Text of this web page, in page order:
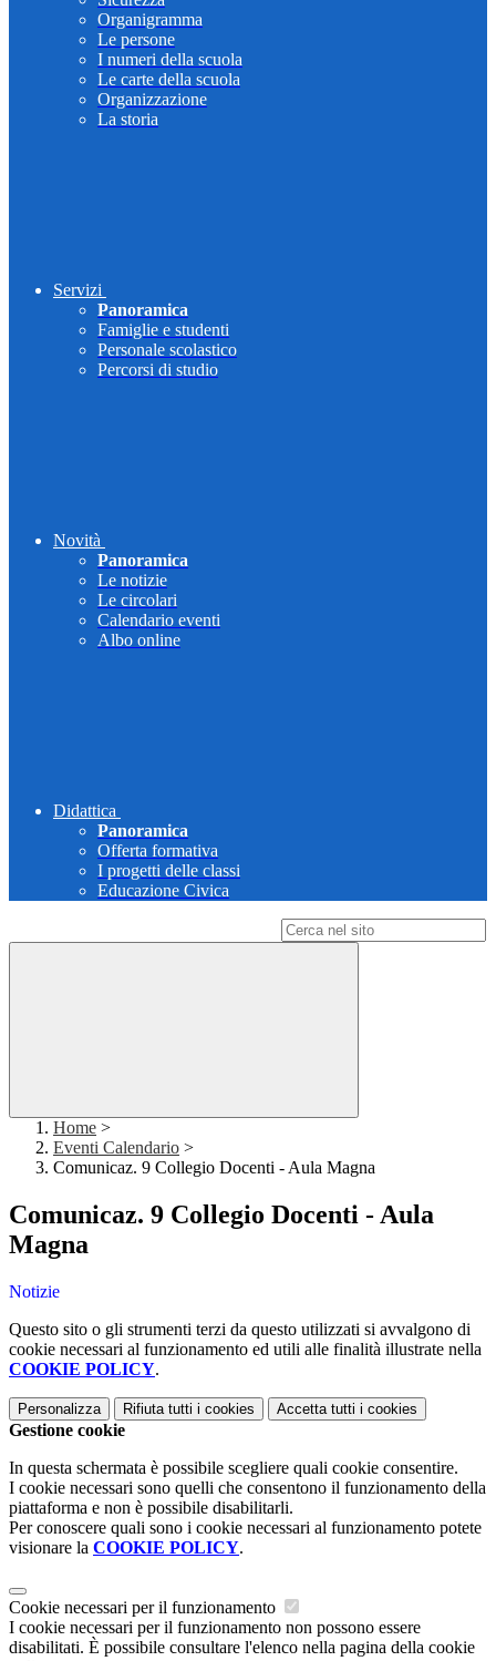
Organigramma
Le persone
I numeri della scuola
Le carte della scuola
Organizzazione
La storia
Servizi
Panoramica
Famiglie e studenti
Personale scolastico
Percorsi di studio
Novità
Panoramica
Le notizie
Le circolari
Calendario eventi
Albo online
Didattica
Panoramica
Offerta formativa
I progetti delle classi
Educazione Civica
Home >
Eventi Calendario >
Comunicaz. 9 Collegio Docenti - Aula Magna
Comunicaz. 9 Collegio Docenti - Aula
Magna
Notizie
Questo sito o gli strumenti terzi da questo utilizzati si avvalgono di
cookie necessari al funzionamento ed utili alle finalità illustrate nella
COOKIE POLICY.
Personalizza Rifiuta tutti i cookies Accetta tutti i cookies
Gestione cookie
In questa schermata è possibile scegliere quali cookie consentire.
I cookie necessari sono quelli che consentono il funzionamento della
piattaforma e non è possibile disabilitarli.
Per conoscere quali sono i cookie necessari al funzionamento potete
visionare la COOKIE POLICY.
Cookie necessari per il funzionamento
I cookie necessari per il funzionamento non possono essere
disabilitati. È possibile consultare l'elenco nella pagina della cookie